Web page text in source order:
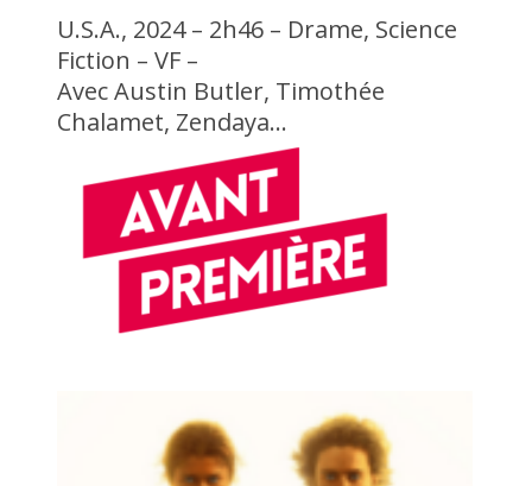
U.S.A., 2024 – 2h46 – Drame, Science
Fiction – VF –
Avec Austin Butler, Timothée
Chalamet, Zendaya…